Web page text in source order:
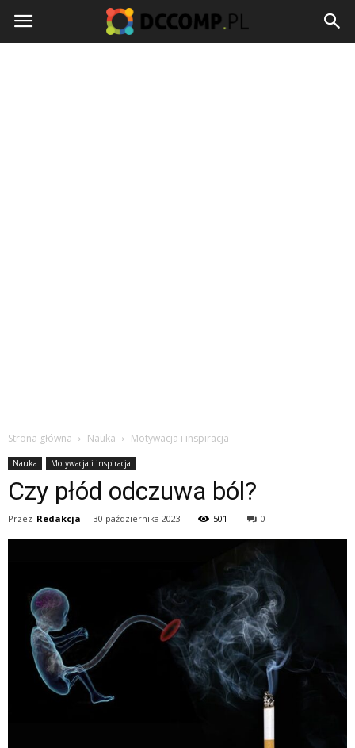
Strona główna Nauka Motywacja i inspiracja
Nauka Motywacja i inspiracja
Czy płód odczuwa ból?
Przez Redakcja - 30 października 2023 501 0